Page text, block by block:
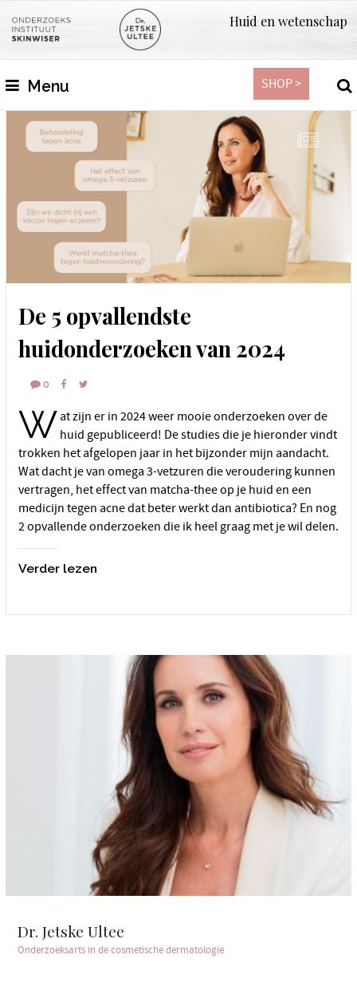
Huid en wetenschap
Menu SHOP >
De 5 opvallendste
huidonderzoeken van 2024
0
W at zijn er in 2024 weer mooie onderzoeken over de
huid gepubliceerd! De studies die je hieronder vindt
trokken het afgelopen jaar in het bijzonder mijn aandacht.
Wat dacht je van omega 3-vetzuren die veroudering kunnen
vertragen, het effect van matcha-thee op je huid en een
medicijn tegen acne dat beter werkt dan antibiotica? En nog
2 opvallende onderzoeken die ik heel graag met je wil delen.
Verder lezen
Dr. Jetske Ultee
Onderzoeksarts in de cosmetische dermatologie